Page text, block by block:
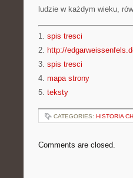
ludzie w każdym wieku,
1. spis tresci
2. http://
3. spis tresci
4. mapa strony
5. teksty
CATEGORIES: HISTORIA
Comments are closed.